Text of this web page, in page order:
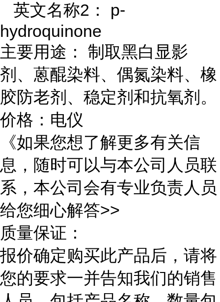
英文名称2： p-
hydroquinone
主要用途： 制取黑白显影
剂、蒽醌染料、偶氮染料、橡
胶防老剂、稳定剂和抗氧剂。
价格：电仪
《如果您想了解更多有关信
息，随时可以与本公司人员联
系，本公司会有专业负责人员
给您细心解答>>
质量保证：
报价确定购买此产品后，请将
您的要求一并告知我们的销售